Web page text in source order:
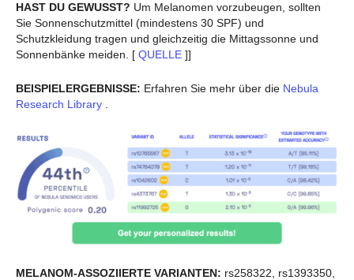
HAST DU GEWUSST? Um Melanomen vorzubeugen, sollten
Sie Sonnenschutzmittel (mindestens 30 SPF) und
Schutzkleidung tragen und gleichzeitig die Mittagssonne und
Sonnenbänke meiden. [ QUELLE ]]
BEISPIELERGEBNISSE: Erfahren Sie mehr über die Nebula
Research Library
MELANOM-ASSOZIIERTE VARIANTEN: rs258322, rs1393350,